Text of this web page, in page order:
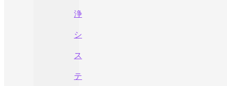
浄
シ
ス
テ